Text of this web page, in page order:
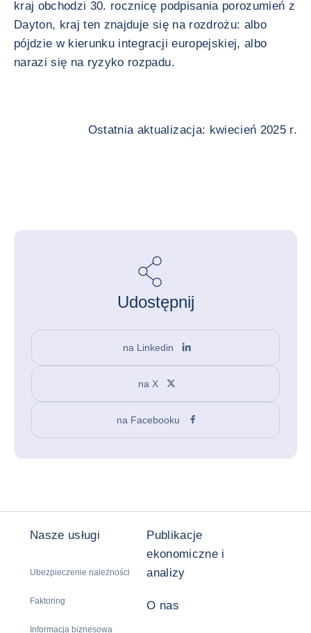
kraj obchodzi 30. rocznicę podpisania porozumień z
Dayton, kraj ten znajduje się na rozdrożu: albo
pójdzie w kierunku integracji europejskiej, albo
narazi się na ryzyko rozpadu.
Ostatnia aktualizacja: kwiecień 2025 r.
Udostępnij
na Linkedin
na X
na Facebooku
Nasze usługi
Ubezpieczenie należności
Faktoring
Informacja biznesowa
Publikacje
ekonomiczne i
analizy
O nas